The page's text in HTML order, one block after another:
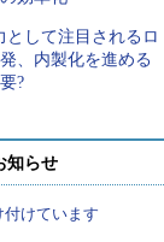
として注目されるロ
、内製化を進める
?
知らせ
けています